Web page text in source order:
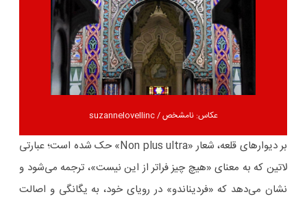
عکاس: نامشخص / suzannelovellinc
بر دیوارهای قلعه، شعار «Non plus ultra» حک شده است؛ عبارتی
لاتین که به معنای «هیچ چیز فراتر از این نیست»، ترجمه می‌شود و
نشان می‌دهد که «فردیناندو» در رویای خود، به یگانگی و اصالت